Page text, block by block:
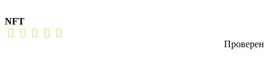
NFT
Проверен